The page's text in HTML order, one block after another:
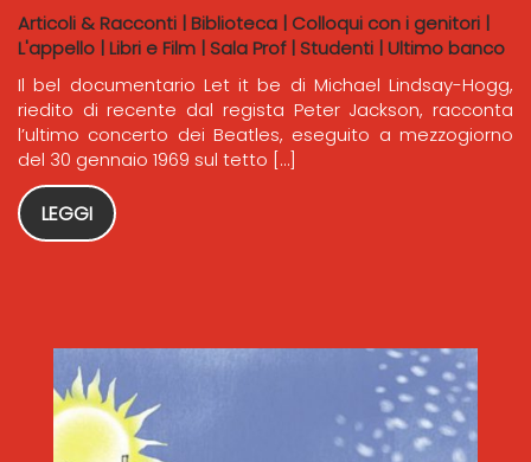
Articoli & Racconti | Biblioteca | Colloqui con i genitori |
L'appello | Libri e Film | Sala Prof| Studenti | Ultimo banco
Il bel documentario Let it be di Michael Lindsay-Hogg,
riedito di recente dal regista Peter Jackson, racconta
l’ultimo concerto dei Beatles, eseguito a mezzogiorno
del 30 gennaio 1969 sul tetto […]
LEGGI